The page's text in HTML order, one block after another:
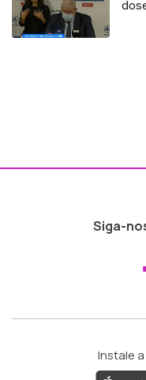
Siga-
Instale